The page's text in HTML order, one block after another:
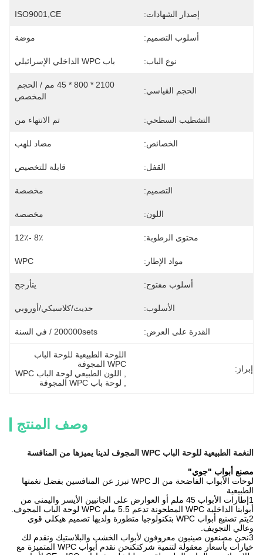
إصدار الشهادات: ISO9001,CE
أسلوب التصميم: موضة
نوع الباب: باب WPC الداخلي الإسرائيلي
الحجم القياسي:
المخصص
التشطيب السطحي: تم الانتهاء من
الخصائص: مضاد للهب
القفل: قابلة للتخصيص
التصميم: مخصصة
اللون: مخصصة
محتوى الرطوبة: 8٪ -12٪
مواد الإطار: WPC
أسلوب مفتوح: يتأرجح
الأسلوب: حديث/كلاسيكي/أوروبي
القدرة على العرض: 200000sets / في السنة
إبراز:
WPC المجوفة
اللون الطبيعي لوحة الباب WPC
لوحة باب WPC المجوفة
وصف المنتج
النغمة الطبيعية للوحة الباب WPC المجوف لدينا يميزها من المنافسة
مصنع أبواب "جوي"
لوحات الأبواب الفاضحة من الـ WPC تبرز عن المنافسين بفضل نغمتها
الطبيعية
1إطارات الأبواب 45 ملم أو العوارض على الجانبين الأيسر واليمنى من
أبوابنا الداخلية WPC المطحونة تدعم 5.5 ملم WPC لوحة الباب المجوف.
2يتم تصنيع أبواب WPC بتكنولوجيا متطورة ولديها تصميم هيكلي قوي
وعالي التجويف.
3نحن مصنعون صينيون معروفون لأبواب الخشب والبلاستيك ونقدم لك
خيارات بأسعار معقولة لتنمية شركتكنحن نقدم أبواب WPC المتميزة مع